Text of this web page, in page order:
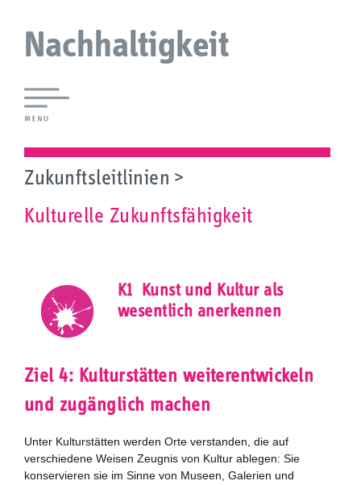
Nachhaltigkeit
Agendaforen
Zukunftsleitlinien
Wirtschaft
Kultur
Erläuterungen
SDG-Bezug
einfache Sprache
Nachhaltigkeitseinschätzung
Zukunftsleitlinien
Kulturelle Zukunftsfähigkeit
K1 Kunst und Kultur als
wesentlich anerkennen
Ziel 4: Kulturstätten weiterentwickeln
und zugänglich machen
Unter Kulturstätten werden Orte verstanden, die auf
verschiedene Weisen Zeugnis von Kultur ablegen: Sie
konservieren sie im Sinne von Museen, Galerien und